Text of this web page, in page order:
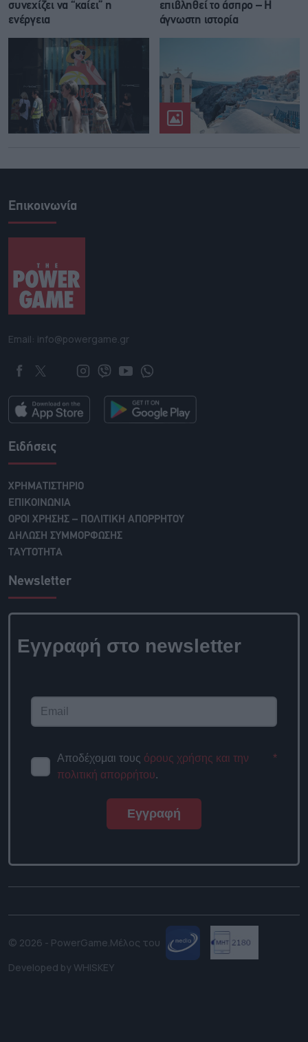
συνεχίζει να “καίει” η
ενέργεια
επιβληθεί το άσπρο – Η
άγνωστη ιστορία
Επικοινωνία
Email: info@powergame.gr
Ειδήσεις
ΧΡΗΜΑΤΙΣΤΗΡΙΟ
ΕΠΙΚΟΙΝΩΝΙΑ
ΟΡΟΙ ΧΡΗΣΗΣ – ΠΟΛΙΤΙΚΗ ΑΠΟΡΡΗΤΟΥ
ΔΗΛΩΣΗ ΣΥΜΜΟΡΦΩΣΗΣ
ΤΑΥΤΟΤΗΤΑ
Newsletter
Εγγραφή στο
Αποδέχομαι τους
και την πολιτική απορρήτου
© 2026 - PowerGame.Μέλος του